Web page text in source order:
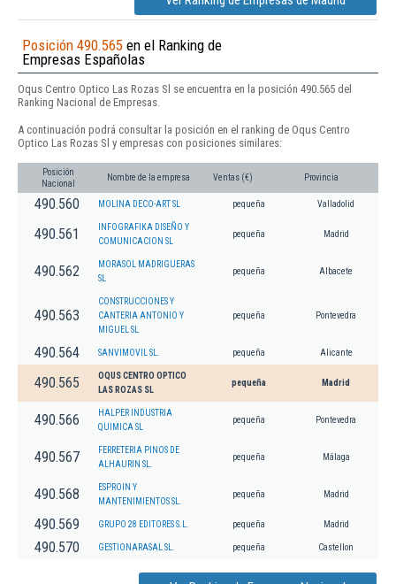
Posición 490.565 en el Ranking de
Empresas Españolas
Oqus Centro Optico Las Rozas Sl se encuentra en la posición 490.565 del
Ranking Nacional de Empresas.
A continuación podrá consultar la posición en el ranking de Oqus Centro
Optico Las Rozas Sl y empresas con posiciones similares:
Posición
Nacional
Nombre de la empresa Ventas (€) Provincia
490.560 MOLINA DECO-ART SL pequeña Valladolid
490.561
INFOGRAFIKA DISEÑO Y
COMUNICACION SL
pequeña Madrid
490.562
MORASOL MADRIGUERAS
SL
pequeña Albacete
490.563
CONSTRUCCIONES Y
CANTERIA ANTONIO Y
MIGUEL SL
pequeña Pontevedra
490.564 SANVIMOVIL SL. pequeña Alicante
490.565
OQUS CENTRO OPTICO
LAS ROZAS SL
pequeña Madrid
490.566
HALPER INDUSTRIA
QUIMICA SL
pequeña Pontevedra
490.567
FERRETERIA PINOS DE
ALHAURIN SL.
pequeña Málaga
490.568
ESPROIN Y
MANTENIMIENTOS SL.
pequeña Madrid
490.569 GRUPO 28 EDITORES S.L. pequeña Madrid
490.570 GESTIONARASAL SL. pequeña Castellon